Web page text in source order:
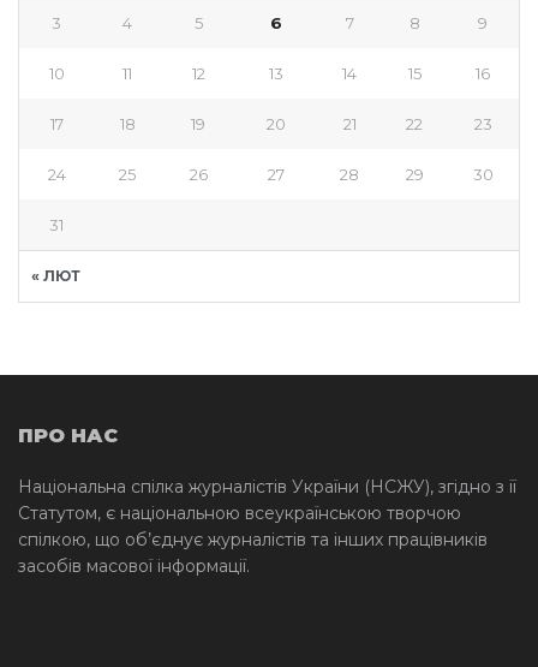
« ЛЮТ
3 4 5 6 7 8 9
10 11 12 13 14 15 16
17 18 19 20 21 22 23
24 25 26 27 28 29 30
31
ПРО НАС
Національна спілка журналістів України (НСЖУ), згідно з її
Статутом, є національною всеукраїнською творчою
спілкою, що об’єднує журналістів та інших працівників
засобів масової інформації.